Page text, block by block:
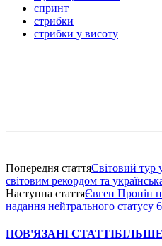
спринт
стрибки
стрибки у висоту
Попередня статтяСвітовий тур
світовим рекордом та
Наступна статтяЄвген Пронін
надання нейтрального статусу
ПОВ'ЯЗАНІ СТАТТІ